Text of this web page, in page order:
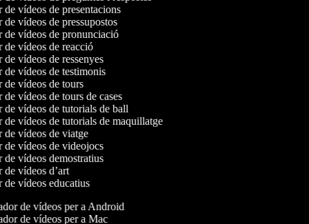
de vídeos de presentacions
de vídeos de pressupostos
de vídeos de pronunciació
de vídeos de reacció
de vídeos de ressenyes
de vídeos de testimonis
de vídeos de tours
de vídeos de tours de cases
de vídeos de tutorials de ball
de vídeos de tutorials de maquillatge
de vídeos de viatge
de vídeos de videojocs
de vídeos demostratius
de vídeos d’art
de vídeos educatius
de vídeos per a Android
de vídeos per a Mac